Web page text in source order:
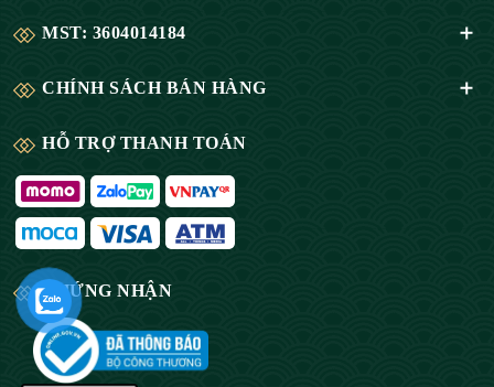
MST: 3604014184
CHÍNH SÁCH BÁN HÀNG
HỖ TRỢ THANH TOÁN
CHỨNG NHẬN